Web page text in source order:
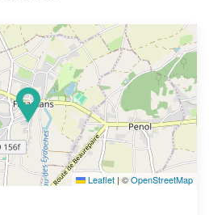
Leaflet | ©OpenStreetMap